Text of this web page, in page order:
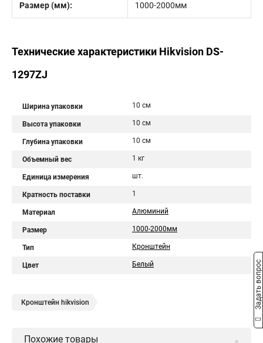
Размер (мм): 1000-2000мм
Технические характеристики Hikvision DS-
1297ZJ
Ширина упаковки 10 см
Высота упаковки 10 см
Глубина упаковки 10 см
Объемный вес 1 кг
Единица измерения шт.
Кратность поставки 1
Материал Алюминий
Размер 1000-2000мм
Тип Кронштейн
Цвет Белый
Кронштейн hikvision
Похожие товары
Задать вопрос